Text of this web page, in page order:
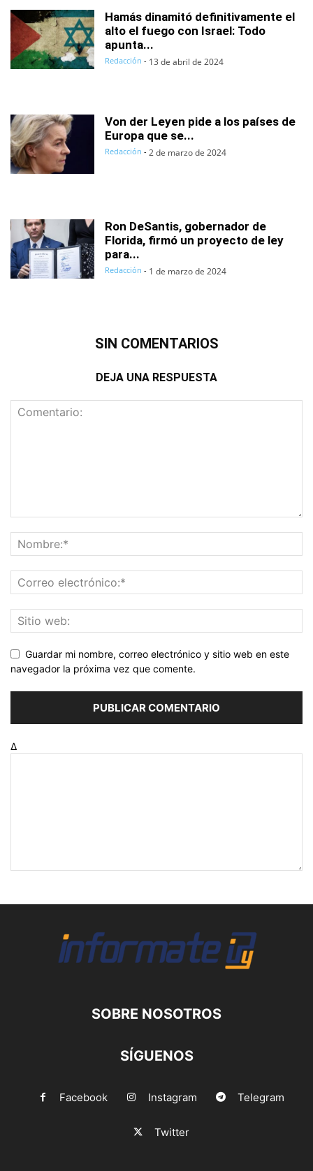
Hamás dinamitó definitivamente el
alto el fuego con Israel: Todo
apunta...
Redacción - 13 de abril de 2024
Von der Leyen pide a los países de
Europa que se...
Redacción - 2 de marzo de 2024
Ron DeSantis, gobernador de
Florida, firmó un proyecto de ley
para...
Redacción - 1 de marzo de 2024
SIN COMENTARIOS
DEJA UNA RESPUESTA
Guardar mi nombre, correo electrónico y sitio web en este
navegador la próxima vez que comente.
Δ
SOBRE NOSOTROS
SÍGUENOS
Facebook Instagram Telegram
Twitter